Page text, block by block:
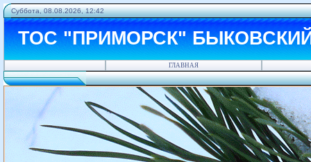
Суббота, 08.08.2026, 12:42
ТОС "ПРИМОРСК"
ГЛАВНАЯ